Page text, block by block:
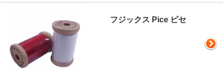
フジックス Pice ピセ